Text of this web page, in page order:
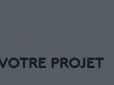
PROJET